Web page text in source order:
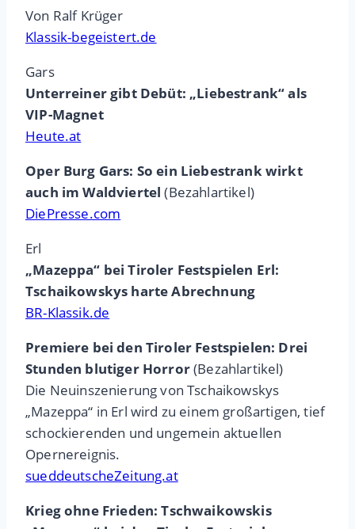
Von Ralf Krüger
Klassik-begeistert.de
Gars
Unterreiner gibt Debüt: „Liebestrank“ als
VIP-Magnet
Heute.at
Oper Burg Gars: So ein Liebestrank wirkt
auch im Waldviertel (Bezahlartikel)
DiePresse.com
Erl
„Mazeppa“ bei Tiroler Festspielen Erl:
Tschaikowskys harte Abrechnung
BR-Klassik.de
Premiere bei den Tiroler Festspielen: Drei
Stunden blutiger Horror(Bezahlartikel)
Die Neuinszenierung von Tschaikowskys
„Mazeppa“ in Erl wird zu einem großartigen, tief
schockierenden und ungemein aktuellen
Opernereignis.
sueddeutscheZeitung.at
Krieg ohne Frieden: Tschwaikowskis